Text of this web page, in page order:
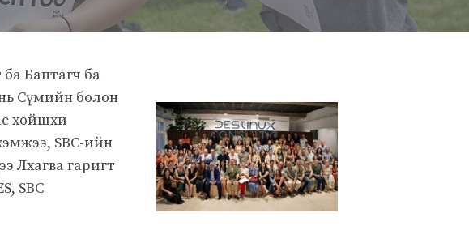
Баптагч ба
Сүмийн болон
хойшхи
SBC-ийн
Лхагва гаригт
SBC